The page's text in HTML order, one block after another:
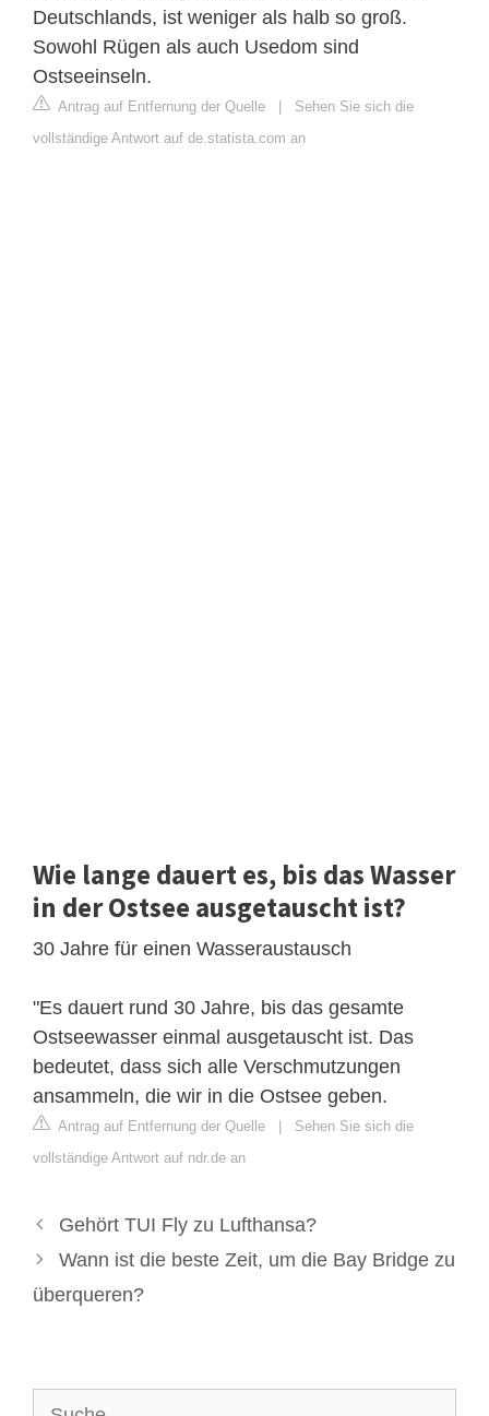
Deutschlands, ist weniger als halb so groß.
Sowohl Rügen als auch Usedom sind
Ostseeinseln.
Antrag auf Entfernung der Quelle | Sehen Sie sich die
vollständige Antwort auf de.statista.com an
Wie lange dauert es, bis das Wasser
in der Ostsee ausgetauscht ist?
30 Jahre für einen Wasseraustausch
"Es dauert rund 30 Jahre, bis das gesamte
Ostseewasser einmal ausgetauscht ist. Das
bedeutet, dass sich alle Verschmutzungen
ansammeln, die wir in die Ostsee geben.
Antrag auf Entfernung der Quelle | Sehen Sie sich die
vollständige Antwort auf ndr.de an
Gehört TUI Fly zu Lufthansa?
Wann ist die beste Zeit, um die Bay Bridge zu
überqueren?